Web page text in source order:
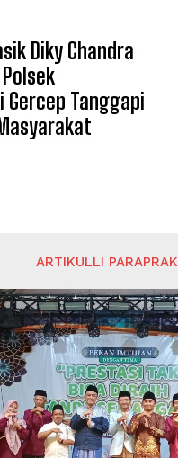
Diky Chandra
Gercep Tanggapi
ARTIKULLI PARAPRAK